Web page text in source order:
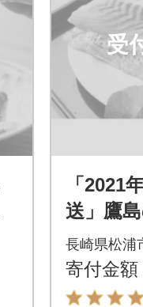
受
「2021
送」鷹
タイ(約
長崎県松浦
寄付金額